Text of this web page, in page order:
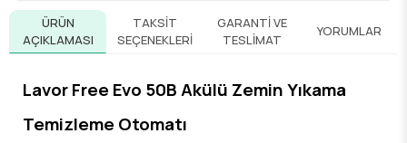
ÜRÜN
AÇIKLAMASI
TAKSIT
SEÇENEKLERI
GARANTI VE
TESLIMAT
YORUMLAR
Lavor Free Evo 50B Akülü Zemin Yıkama
Temizleme Otomatı